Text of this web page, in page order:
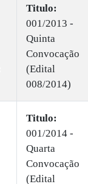
Titulo:
001/2013 -
Quinta
Convocação
(Edital
008/2014)
Titulo:
001/2014 -
Quarta
Convocação
(Edital